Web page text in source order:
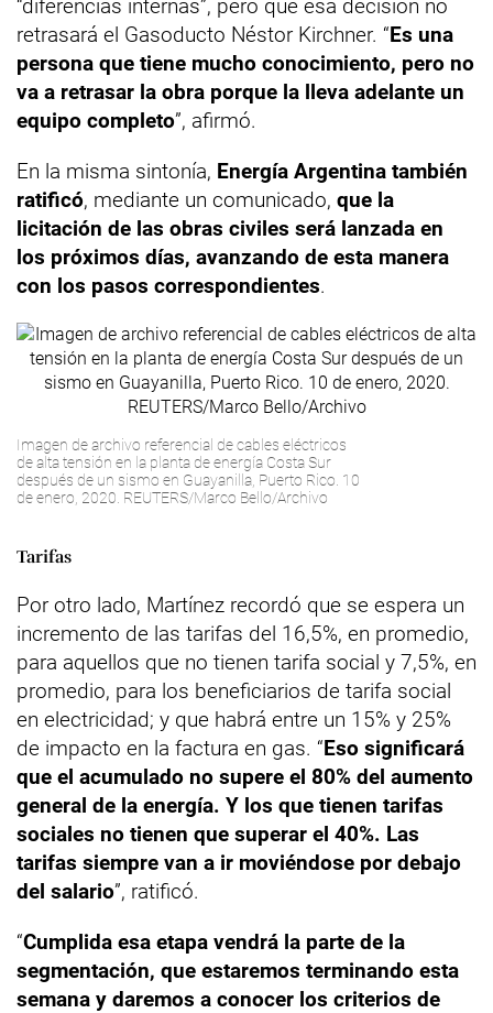
“diferencias internas”, pero que esa decisión no
retrasará el Gasoducto Néstor Kirchner. “Es una
persona que tiene mucho conocimiento, pero no
va a retrasar la obra porque la lleva adelante un
equipo completo”, afirmó.
En la misma sintonía, Energía Argentina también
ratificó, mediante un comunicado, que la
licitación de las obras civiles será lanzada en
los próximos días, avanzando de esta manera
con los pasos correspondientes.
Imagen de archivo referencial de cables eléctricos
de alta tensión en la planta de energía Costa Sur
después de un sismo en Guayanilla, Puerto Rico. 10
de enero, 2020. REUTERS/Marco Bello/Archivo
Tarifas
Por otro lado, Martínez recordó que se espera un
incremento de las tarifas del 16,5%, en promedio,
para aquellos que no tienen tarifa social y 7,5%, en
promedio, para los beneficiarios de tarifa social
en electricidad; y que habrá entre un 15% y 25%
de impacto en la factura en gas. “Eso significará
que el acumulado no supere el 80% del aumento
general de la energía. Y los que tienen tarifas
sociales no tienen que superar el 40%. Las
tarifas siempre van a ir moviéndose por debajo
del salario”, ratificó.
“Cumplida esa etapa vendrá la parte de la
segmentación, que estaremos terminando esta
semana y daremos a conocer los criterios de